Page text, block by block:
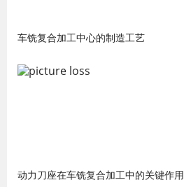
车铣复合加工中心的制造工艺
动力刀座在车铣复合加工中的关键作用